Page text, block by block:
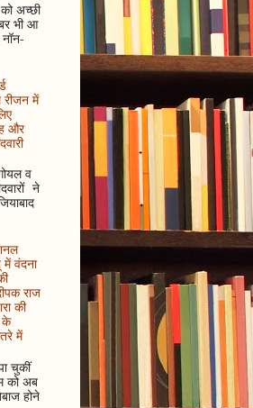
अच्छी
भी आ
में
और
व
ने
में वंदना
राज
की
के
में
चुकीं
को अब
होने